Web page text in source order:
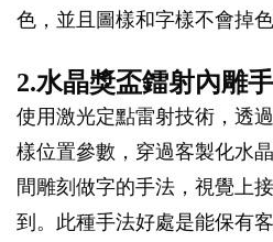
色，並且圖樣和字樣不會掉色
2.水晶獎盃鐳射內雕
使用激光定點雷射技術，透
樣位置參數，穿過客製化水
間雕刻做字的手法，視覺上
到。此種手法好處是能保有